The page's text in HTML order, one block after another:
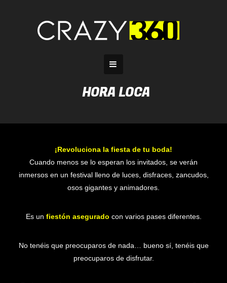
HORA LOCA
¡Revoluciona la fiesta de tu boda!
Cuando menos se lo esperan los invitados, se verán
inmersos en un festival lleno de luces, disfraces, zancudos,
osos gigantes y animadores.
Es un fiestón asegurado con varios pases diferentes.
No tenéis que preocuparos de nada… bueno sí, tenéis que
preocuparos de disfrutar.